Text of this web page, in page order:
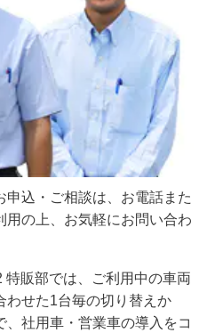
込・ご相談は、お電話また
用の上、お気軽にお問い合わ
販部では、ご利用中の車両
わせた1台毎の切り替えか
社用車・営業車の導入をコ